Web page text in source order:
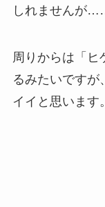
しれませんが
周りからは「ヒ
るみたいですが
イイと思います。